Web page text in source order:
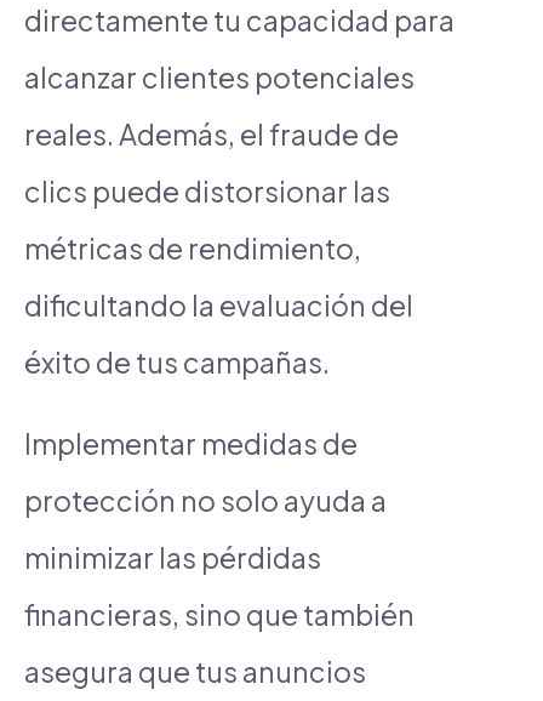
directamente tu capacidad para
alcanzar clientes potenciales
reales. Además, el fraude de
clics puede distorsionar las
métricas de rendimiento,
dificultando la evaluación del
éxito de tus campañas.
Implementar medidas de
protección no solo ayuda a
minimizar las pérdidas
financieras, sino que también
asegura que tus anuncios